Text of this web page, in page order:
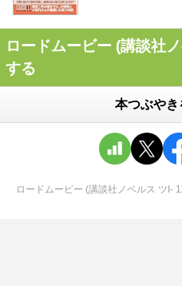
ロードムービー (講談社
する
本つぶやき
ロードムービー (講談社ノベルス ツI-